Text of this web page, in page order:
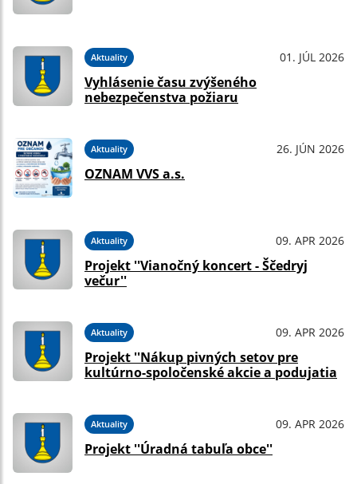
Aktuality 01. JÚL 2026
Vyhlásenie času zvýšeného
nebezpečenstva požiaru
Aktuality 26. JÚN 2026
OZNAM VVS a.s.
Aktuality 09. APR 2026
Projekt ''Vianočný koncert - Ščedryj
večur''
Aktuality 09. APR 2026
Projekt ''Nákup pivných setov pre
kultúrno-spoločenské akcie a podujatia
Aktuality 09. APR 2026
Projekt ''Úradná tabuľa obce''